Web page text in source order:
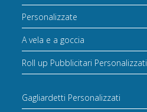
Personalizzate
A vela e a goccia
Roll up Pubblicitari Personalizzati
Gagliardetti Personalizzati